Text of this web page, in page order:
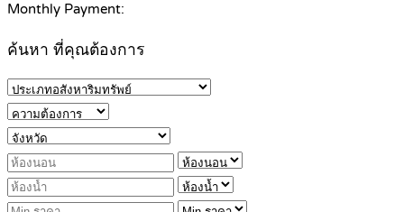
Monthly Payment:
ค้นหา ที่คุณต้องการ